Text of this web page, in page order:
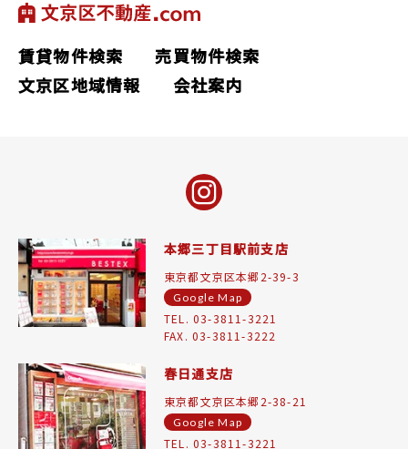
賃貸物件検索
売買物件検索
文京区地域情報
会社案内
本郷三丁目駅前支店
東京都文京区本郷2-39-3
Google Map
TEL. 03-3811-3221
FAX. 03-3811-3222
春日通支店
東京都文京区本郷2-38-21
Google Map
TEL. 03-3811-3221